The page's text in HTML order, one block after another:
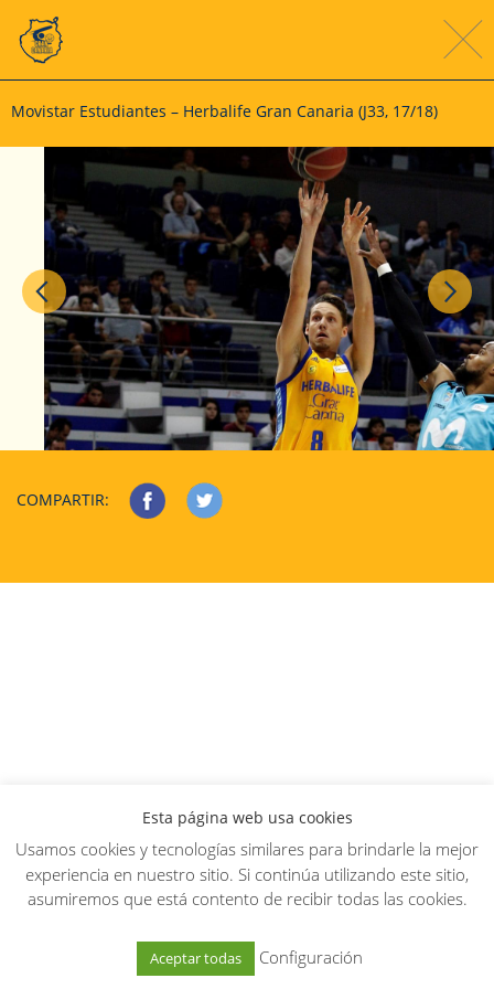
Movistar Estudiantes – Herbalife Gran Canaria (J33, 17/18)
COMPARTIR:
Esta página web usa cookies
Usamos cookies y tecnologías similares para brindarle la mejor
experiencia en nuestro sitio. Si continúa utilizando este sitio,
asumiremos que está contento de recibir todas las cookies.
Aceptar todas Configuración